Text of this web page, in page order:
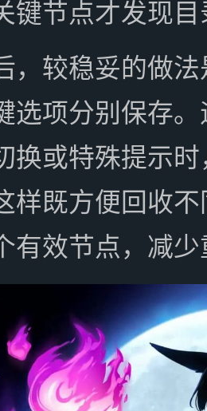
键节点才发现
，较稳妥的做
选项分别保存
换或特殊提示
样既方便回收
有效节点，减